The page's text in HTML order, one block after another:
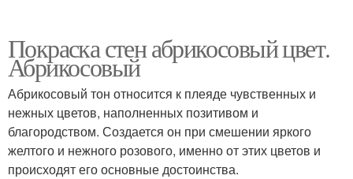
Покраска стен абрикосовый цвет.
Абрикосовый
Абрикосовый тон относится к плеяде чувственных и
нежных цветов, наполненных позитивом и
благородством. Создается он при смешении яркого
желтого и нежного розового, именно от этих цветов и
происходят его основные достоинства.